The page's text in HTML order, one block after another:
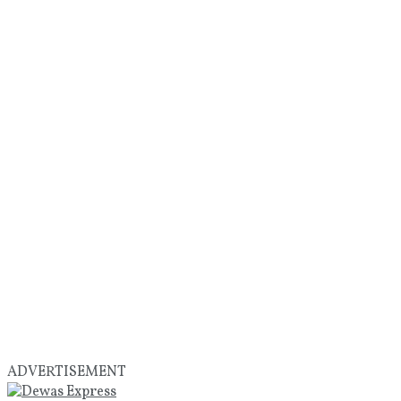
ADVERTISEMENT